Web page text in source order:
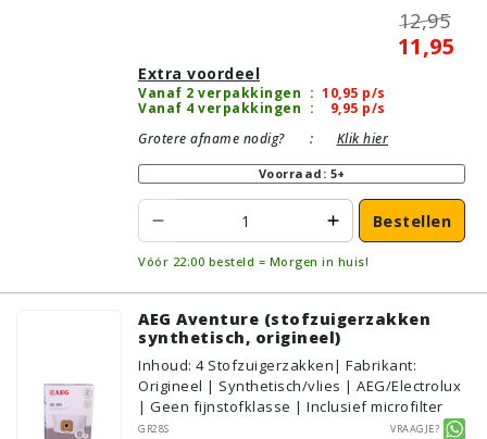
12,95
11,95
Extra voordeel
Vanaf 2 verpakkingen : 10,95 p/s
Vanaf 4 verpakkingen : 9,95 p/s
Grotere afname nodig?
: Klik hier
Voorraad: 5+
Bestellen
Vóór 22:00 besteld = Morgen in huis!
AEG Aventure (stofzuigerzakken
synthetisch, origineel)
Inhoud: 4 Stofzuigerzakken| Fabrikant:
Origineel | Synthetisch/vlies | AEG/Electrolux
| Geen fijnstofklasse | Inclusief microfilter
GR28S
Vraagje?